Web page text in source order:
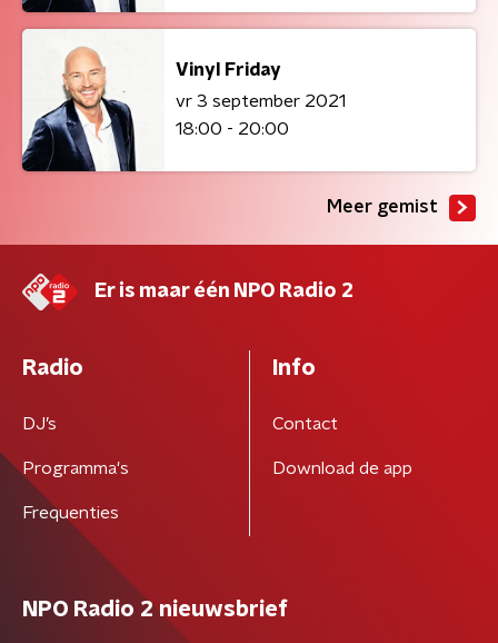
Vinyl Friday
vr 3 september 2021
18:00 - 20:00
Meer gemist
Er is maar één NPO Radio 2
Radio
DJ’s
Programma's
Frequenties
Info
Contact
Download de app
NPO Radio 2 nieuwsbrief